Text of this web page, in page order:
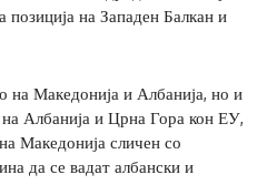
позиција на Западен Балкан и
на Македонија и Албанија, но и
Албанија и Црна Гора кон ЕУ,
Македонија сличен со
да се вадат албански и